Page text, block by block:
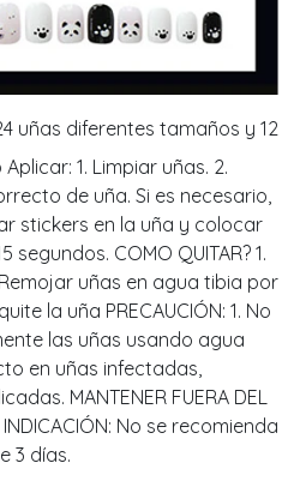
uñas diferentes tamaños y 12
1. Limpiar uñas. 2.
de uña. Si es necesario,
stickers en la uña y colocar
segundos. COMO QUITAR? 1.
uñas en agua tibia por
la uña PRECAUCIÓN: 1. No
las uñas usando agua
en uñas infectadas,
MANTENER FUERA DEL
INDICACIÓN: No se recomienda
3 días.